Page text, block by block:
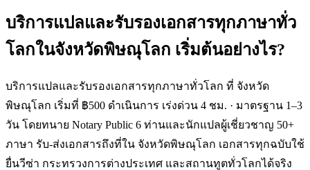
บริการแปลและรับรองเอกสารทุกภาษาทั่ว
โลกในจังหวัดพิษณุโลก เริ่มต้นอย่างไร?
บริการแปลและรับรองเอกสารทุกภาษาทั่วโลก ที่ จังหวัด
พิษณุโลก เริ่มที่ ฿500 ดำเนินการ เร่งด่วน 4 ชม. · มาตรฐาน 1–3
วัน โดยทนาย Notary Public 6 ท่านและนักแปลผู้เชี่ยวชาญ 50+
ภาษา รับ-ส่งเอกสารถึงที่ใน จังหวัดพิษณุโลก เอกสารทุกฉบับใช้
ยื่นวีซ่า กระทรวงการต่างประเทศ และสถานทูตทั่วโลกได้จริง